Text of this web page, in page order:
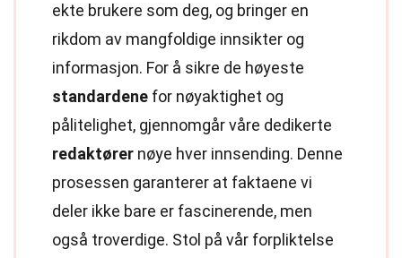
ekte brukere som deg, og bringer en
rikdom av mangfoldige innsikter og
informasjon. For å sikre de høyeste
standardene for nøyaktighet og
pålitelighet, gjennomgår våre dedikerte
redaktører nøye hver innsending. Denne
prosessen garanterer at faktaene vi
deler ikke bare er fascinerende, men
også troverdige. Stol på vår forpliktelse